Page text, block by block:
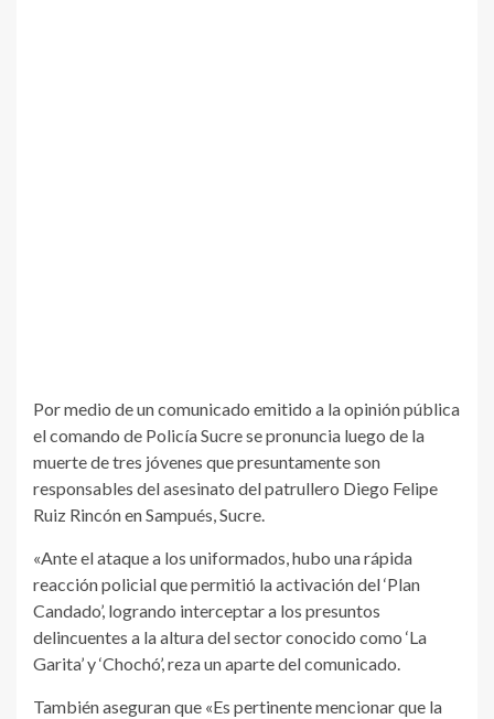
Por medio de un comunicado emitido a la opinión pública
el comando de Policía Sucre se pronuncia luego de la
muerte de tres jóvenes que presuntamente son
responsables del asesinato del patrullero Diego Felipe
Ruiz Rincón en Sampués, Sucre.
«Ante el ataque a los uniformados, hubo una rápida
reacción policial que permitió la activación del ‘Plan
Candado’, logrando interceptar a los presuntos
delincuentes a la altura del sector conocido como ‘La
Garita’ y ‘Chochó’, reza un aparte del comunicado.
También aseguran que «Es pertinente mencionar que la